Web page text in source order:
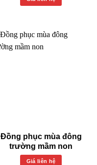
Đồng phục mùa đông
trường mầm non
Giá liên hệ